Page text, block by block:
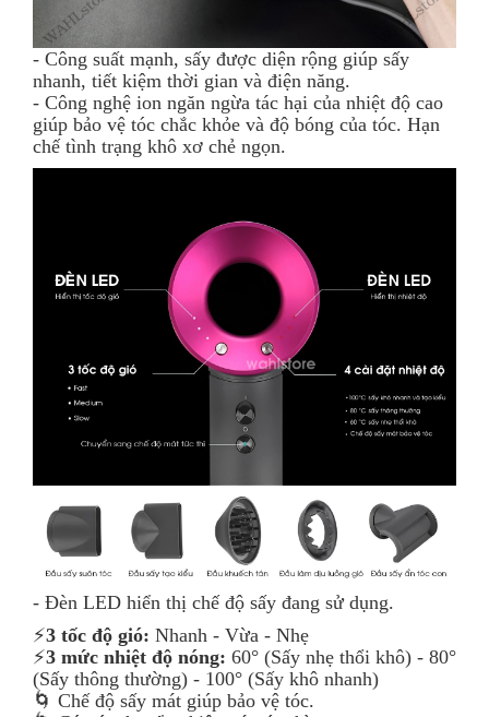
- Công suất mạnh, sấy được diện rộng giúp sấy
nhanh, tiết kiệm thời gian và điện năng.
- Công nghệ ion ngăn ngừa tác hại của nhiệt độ cao
giúp bảo vệ tóc chắc khỏe và độ bóng của tóc. Hạn
chế tình trạng khô xơ chẻ ngọn.
- Đèn LED hiển thị chế độ sấy đang sử dụng.
⚡️3 tốc độ gió: Nhanh - Vừa - Nhẹ
⚡️3 mức nhiệt độ nóng: 60° (Sấy nhẹ thổi khô) - 80°
(Sấy thông thường) - 100° (Sấy khô nhanh)
🌀 Chế độ sấy mát giúp bảo vệ tóc.